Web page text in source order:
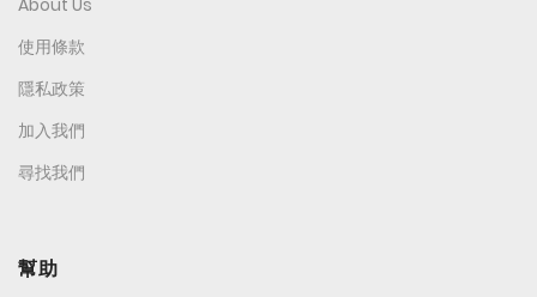
About Us
使用條款
隱私政策
加入我們
尋找我們
幫助